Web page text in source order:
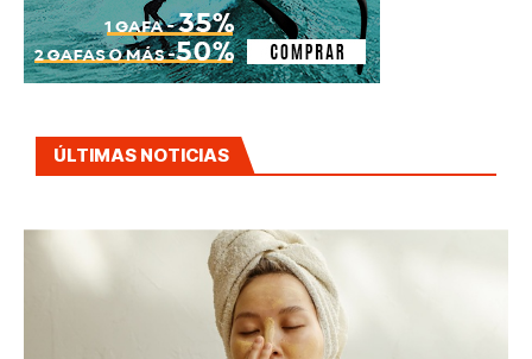
ÚLTIMAS NOTICIAS